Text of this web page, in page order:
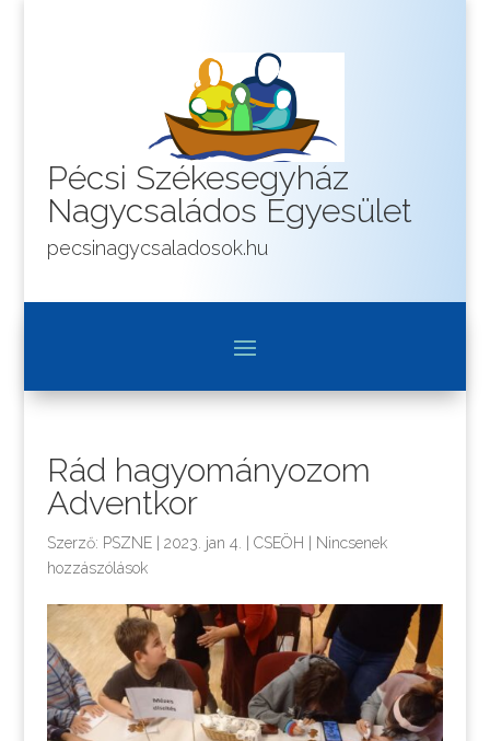
Pécsi Székesegyház
Nagycsaládos Egyesület
pecsinagycsaladosok.hu
Rád hagyományozom
Adventkor
Szerző: PSZNE| 2023. jan 4. CSEÖH
Nincsenek
hozzászólások